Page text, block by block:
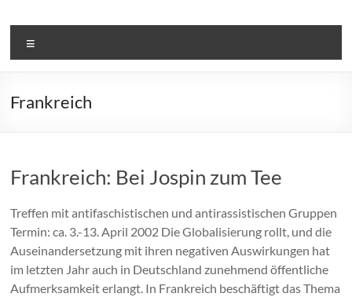
Reisen
Frankreich
Frankreich: Bei Jospin zum Tee
Treffen mit antifaschistischen und antirassistischen Gruppen
Termin: ca. 3.-13. April 2002 Die Globalisierung rollt, und die
Auseinandersetzung mit ihren negativen Auswirkungen hat
im letzten Jahr auch in Deutschland zunehmend öffentliche
Aufmerksamkeit erlangt. In Frankreich beschäftigt das Thema